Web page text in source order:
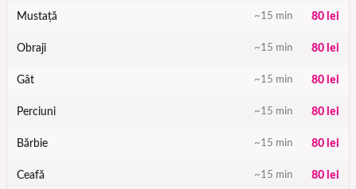
Mustață ~15 min 80 lei
Obraji ~15 min 80 lei
Gât ~15 min 80 lei
Perciuni ~15 min 80 lei
Bărbie ~15 min 80 lei
Ceafă ~15 min 80 lei